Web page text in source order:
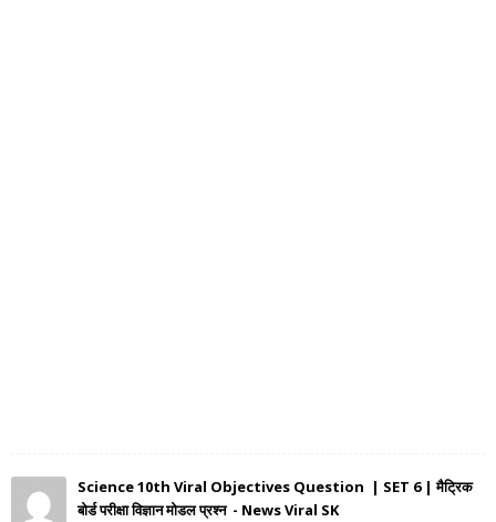
Science 10th Viral Objectives Question | SET 6 | मैट्रिक
बोर्ड परीक्षा विज्ञान मोडल प्रश्न - News Viral SK